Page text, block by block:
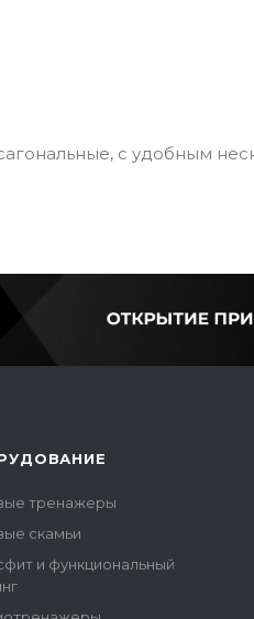
с удобным
тренажеры
скамьи
и функциональный